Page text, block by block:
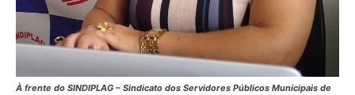
À frente do SINDIPLAG – Sindicato dos Servidores Públicos Municipais de